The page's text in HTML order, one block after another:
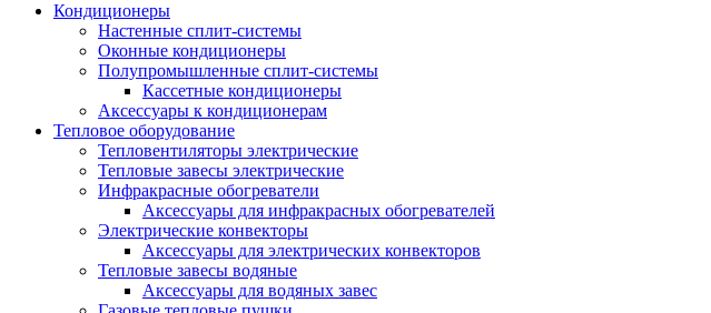
Кондиционеры
Настенные сплит-системы
Оконные кондиционеры
Полупромышленные сплит-системы
Кассетные кондиционеры
Аксессуары к кондиционерам
Тепловое оборудование
Тепловентиляторы электрические
Тепловые завесы электрические
Инфракрасные обогреватели
Аксессуары для инфракрасных обогревателей
Электрические конвекторы
Аксессуары для электрических конвекторов
Тепловые завесы водяные
Аксессуары для водяных завес